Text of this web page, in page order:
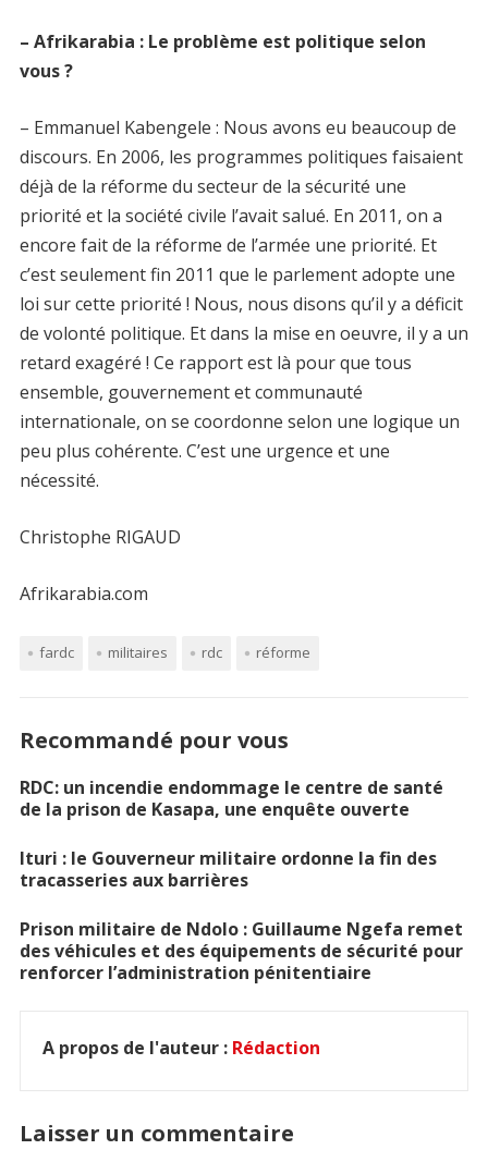
– Afrikarabia : Le problème est politique selon
vous ?
– Emmanuel Kabengele : Nous avons eu beaucoup de
discours. En 2006, les programmes politiques faisaient
déjà de la réforme du secteur de la sécurité une
priorité et la société civile l’avait salué. En 2011, on a
encore fait de la réforme de l’armée une priorité. Et
c’est seulement fin 2011 que le parlement adopte une
loi sur cette priorité ! Nous, nous disons qu’il y a déficit
de volonté politique. Et dans la mise en oeuvre, il y a un
retard exagéré ! Ce rapport est là pour que tous
ensemble, gouvernement et communauté
internationale, on se coordonne selon une logique un
peu plus cohérente. C’est une urgence et une
nécessité.
Christophe RIGAUD
Afrikarabia.com
fardc militaires rdc réforme
Recommandé pour vous
RDC: un incendie endommage le centre de santé
de la prison de Kasapa, une enquête ouverte
Ituri : le Gouverneur militaire ordonne la fin des
tracasseries aux barrières
Prison militaire de Ndolo : Guillaume Ngefa remet
des véhicules et des équipements de sécurité pour
renforcer l’administration pénitentiaire
A propos de l'auteur : Rédaction
Laisser un commentaire